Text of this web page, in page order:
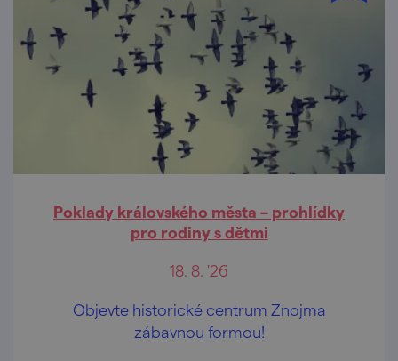
Poklady královského města – prohlídky
pro rodiny s dětmi
18. 8. '26
Objevte historické centrum Znojma
zábavnou formou!